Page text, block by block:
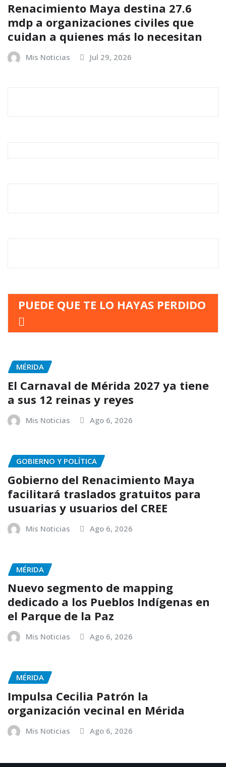
Renacimiento Maya destina 27.6
mdp a organizaciones civiles que
cuidan a quienes más lo necesitan
Mis Noticias Jul 29, 2026
PUEDE QUE TE LO HAYAS PERDIDO
MÉRIDA
El Carnaval de Mérida 2027 ya tiene
a sus 12 reinas y reyes
Mis Noticias Ago 6, 2026
GOBIERNO Y POLÍTICA
Gobierno del Renacimiento Maya
facilitará traslados gratuitos para
usuarias y usuarios del CREE
Mis Noticias Ago 6, 2026
MÉRIDA
Nuevo segmento de mapping
dedicado a los Pueblos Indígenas en
el Parque de la Paz
Mis Noticias Ago 6, 2026
MÉRIDA
Impulsa Cecilia Patrón la
organización vecinal en Mérida
Mis Noticias Ago 6, 2026